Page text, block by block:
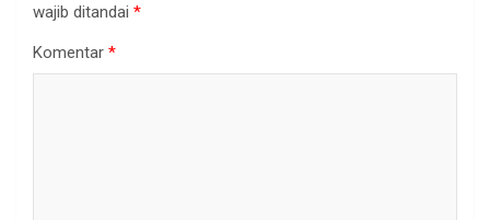
wajib ditandai *
Komentar *